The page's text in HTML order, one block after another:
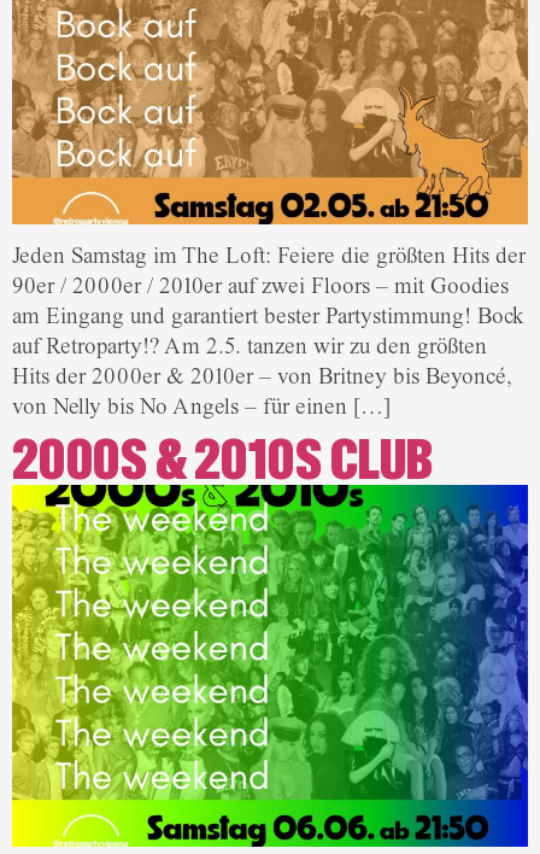
Jeden Samstag im The Loft: Feiere die größten Hits der
90er / 2000er / 2010er auf zwei Floors – mit Goodies
am Eingang und garantiert bester Partystimmung! Bock
auf Retroparty!? Am 2.5. tanzen wir zu den größten
Hits der 2000er & 2010er – von Britney bis Beyoncé,
von Nelly bis No Angels – für einen […]
2000S & 2010S CLUB